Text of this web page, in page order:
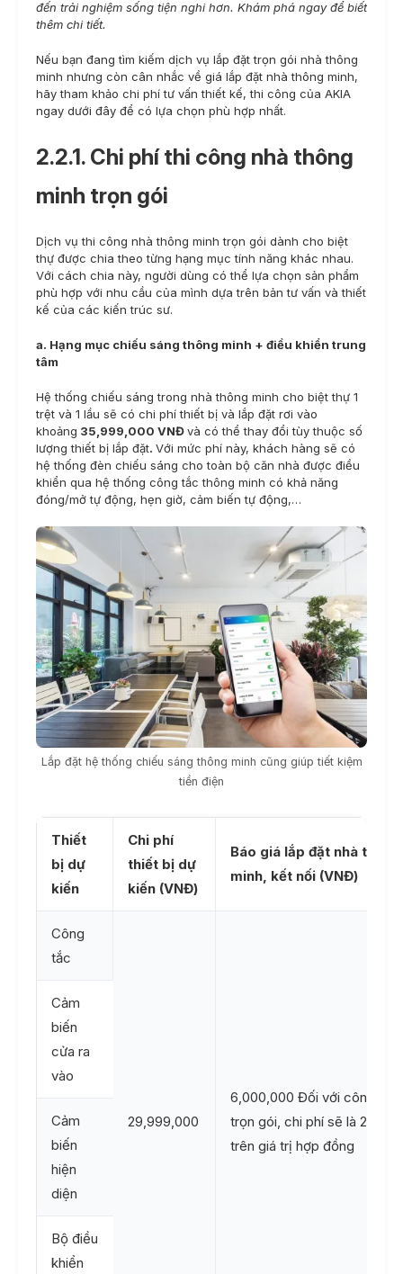
đến trải nghiệm sống tiện nghi hơn. Khám phá ngay để biết
thêm chi tiết.
Nếu bạn đang tìm kiếm dịch vụ lắp đặt trọn gói nhà thông
minh nhưng còn cân nhắc về giá lắp đặt nhà thông minh,
hãy tham khảo chi phí tư vấn thiết kế, thi công của AKIA
ngay dưới đây để có lựa chọn phù hợp nhất.
2.2.1. Chi phí thi công nhà thông
minh trọn gói
Dịch vụ thi công nhà thông minh trọn gói dành cho biệt
thự được chia theo từng hạng mục tính năng khác nhau.
Với cách chia này, người dùng có thể lựa chọn sản phẩm
phù hợp với nhu cầu của mình dựa trên bản tư vấn và thiết
kế của các kiến trúc sư.
a. Hạng mục chiếu sáng thông minh + điều khiển trung
tâm
Hệ thống chiếu sáng trong nhà thông minh cho biệt thự 1
trệt và 1 lầu sẽ có chi phí thiết bị và lắp đặt rơi vào
khoảng 35,999,000 VNĐvà có thể thay đổi tùy thuộc số
lượng thiết bị lắp đặt. Với mức phí này, khách hàng sẽ có
hệ thống đèn chiếu sáng cho toàn bộ căn nhà được điều
khiển qua hệ thống công tắc thông minh có khả năng
đóng/mở tự động, hẹn giờ, cảm biến tự động,…
Lắp đặt hệ thống chiếu sáng thông minh cũng giúp tiết kiệm
tiền điện
Thiết
bị dự
kiến
Chi phí
thiết bị dự
kiến (VNĐ)
Báo giá lắp đặt nhà thông
minh, kết nối (VNĐ)
Công
tắc
29,999,000
6,000,000 Đối với công
trọn gói, chi phí sẽ là 20%
trên giá trị hợp đồng
Cảm
biến
cửa ra
vào
Cảm
biến
hiện
diện
Bộ điều
khiển